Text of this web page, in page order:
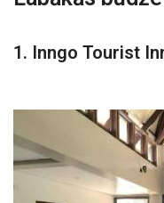
1. Inngo Tourist